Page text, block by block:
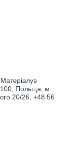
Польща, м.
20/26, +48 56